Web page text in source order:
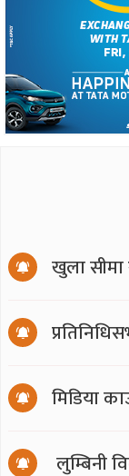
खुला सीमा
मिडिया
लुम्बिनी